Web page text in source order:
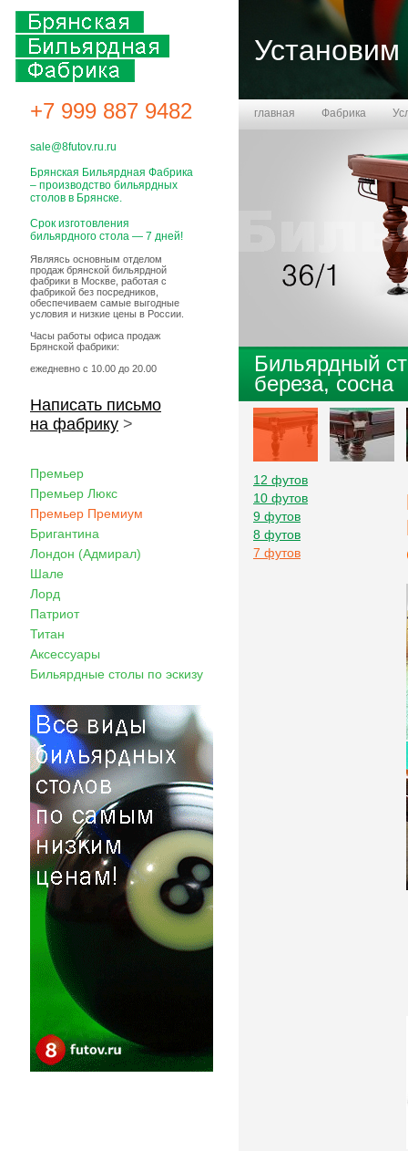
+7 999 887 9482 главная Фабрика
Бильярдный
береза, сосна
12 футов
10 футов
9 футов
8 футов
7 футов
sale@8futov.ru.ru
Брянская Бильярдная Фабрика
– производство бильярдных
столов в Брянске.
Срок изготовления
бильярдного стола — 7 дней!
Являясь основным отделом
продаж брянской бильярдной
фабрики в Москве, работая с
фабрикой без посредников,
обеспечиваем самые выгодные
условия и низкие цены в России.
Часы работы офиса продаж
Брянской фабрики:
ежедневно с 10.00 до 20.00
Написать письмо
на фабрику >
Премьер
Премьер Люкс
Премьер Премиум
Бригантина
Лондон (Адмирал)
Шале
Лорд
Патриот
Титан
Аксессуары
Бильярдные столы по эскизу